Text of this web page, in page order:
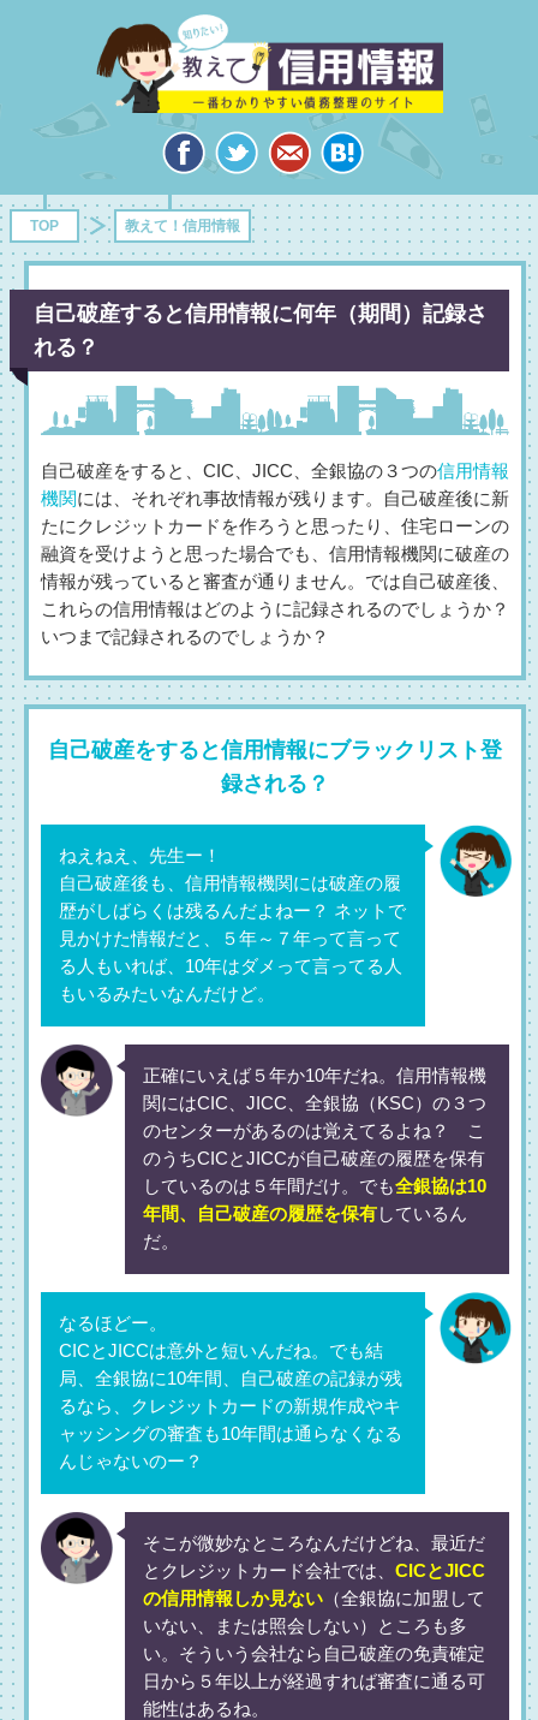
TOP 教えて！信用情報
自己破産すると信用情報に何年（期間）記録さ
れる？
自己破産をすると、CIC、JICC、全銀協の３つの信用情報
機関には、それぞれ事故情報が残ります。自己破産後に新
たにクレジットカードを作ろうと思ったり、住宅ローンの
融資を受けようと思った場合でも、信用情報機関に破産の
情報が残っていると審査が通りません。では自己破産後、
これらの信用情報はどのように記録されるのでしょうか？
いつまで記録されるのでしょうか？
自己破産をすると信用情報にブラックリスト登
録される？
ねえねえ、先生ー！
自己破産後も、信用情報機関には破産の履
歴がしばらくは残るんだよねー？ ネットで
見かけた情報だと、５年～７年って言って
る人もいれば、10年はダメって言ってる人
もいるみたいなんだけど。
正確にいえば５年か10年だね。信用情報機
関にはCIC、JICC、全銀協（KSC）の３つ
のセンターがあるのは覚えてるよね？ こ
のうちCICとJICCが自己破産の履歴を保有
しているのは５年間だけ。でも全銀協は10
年間、自己破産の履歴を保有しているん
だ。
なるほどー。
CICとJICCは意外と短いんだね。でも結
局、全銀協に10年間、自己破産の記録が残
るなら、クレジットカードの新規作成やキ
ャッシングの審査も10年間は通らなくなる
んじゃないのー？
そこが微妙なところなんだけどね、最近だ
とクレジットカード会社では、 CICとJICC
の信用情報しか見ない （全銀協に加盟して
いない、または照会しない）ところも多
い。そういう会社なら自己破産の免責確定
日から５年以上が経過すれば審査に通る可
能性はあるね。